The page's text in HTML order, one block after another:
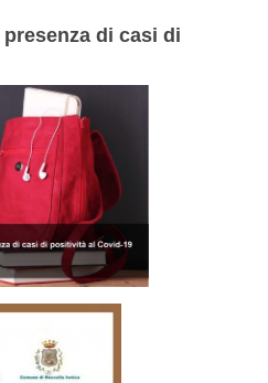
di casi di